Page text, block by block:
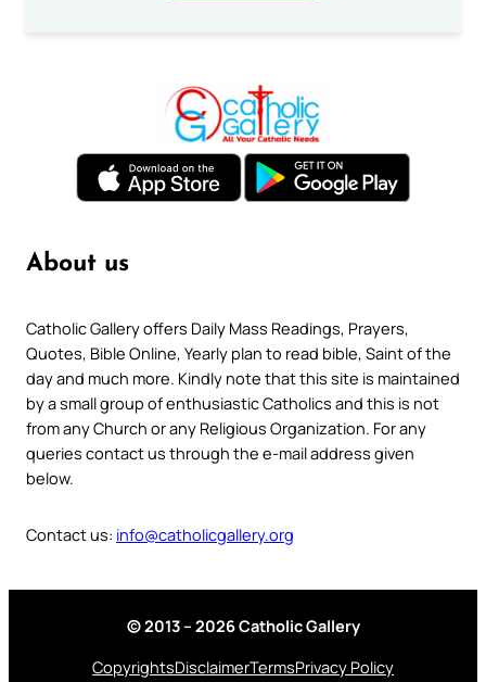
About us
Catholic Gallery offers Daily Mass Readings, Prayers,
Quotes, Bible Online, Yearly plan to read bible, Saint of the
day and much more. Kindly note that this site is maintained
by a small group of enthusiastic Catholics and this is not
from any Church or any Religious Organization. For any
queries contact us through the e-mail address given
below.
Contact us: info@catholicgallery.org
© 2013 – 2026 Catholic Gallery
CopyrightsDisclaimerTermsPrivacy Policy